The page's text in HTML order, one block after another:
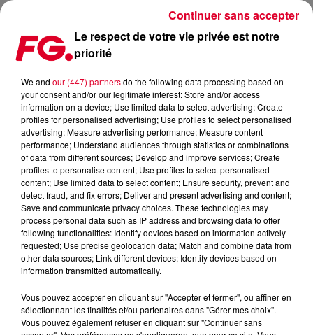
"FEELS", LE NOUVEAU CALVIN HARRIS
Publié : 16 juin 2017 à 11h39 par La rédaction
Le respect de votre vie privée est notre
priorité
We and our (447) partnersdo the following data processing based on
your consent and/or our legitimate interest: Store and/or access
information on a device; Use limited data to select advertising; Create
profiles for personalised advertising; Use profiles to select personalised
advertising; Measure advertising performance; Measure content
performance; Understand audiences through statistics or combinations
of data from different sources; Develop and improve services; Create
profiles to personalise content; Use profiles to select personalised
content; Use limited data to select content; Ensure security, prevent and
detect fraud, and fix errors; Deliver and present advertising and content;
Save and communicate privacy choices. These technologies may
process personal data such as IP address and browsing data to offer
following functionalities: Identify devices based on information actively
requested; Use precise geolocation data; Match and combine data from
other data sources; Link different devices; Identify devices based on
information transmitted automatically.
Vous pouvez accepter en cliquant sur "Accepter et fermer", ou affiner en
sélectionnant les finalités et/ou partenaires dans "Gérer mes choix".
Vous pouvez également refuser en cliquant sur "Continuer sans
Continuer sans accepter